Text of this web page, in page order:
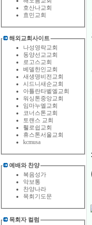
호산나교회
효민교회
해외교회사이트
나성영락교회
동양선교교회
로고스교회
베델한인교회
새생명비전교회
시드니새순교회
아틀란타벹엘교회
워싱톤중앙교회
임마누엘교회
코너스톤교회
토랜스 교회
휄로쉽교회
휴스톤서울교회
kcmusa
예배와 찬양
복음성가
악보통
찬양나라
목회기도문
목회자 컬럼